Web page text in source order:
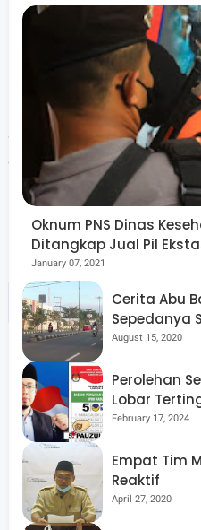
pemberdayaan, termasuk
Rp500 juta per desa.
Sementara itu, upaya
dilakukan melalui rencana
program MBG, serta
melalui penambahan
penataan destinasi.
Dari pihak MAS, sastrawan
pertemuan tersebut
komunikasi antara lembaga
Ia mengatakan MAS masih
Oknum PNS Dinas
Ditangkap Jual Pil
January 07, 2021
Cerita Abu
Sepedanya
August 15, 2020
Perolehan
Lobar
Berpeluang
February 17, 2024
Empat Tim
Reaktif
April 27, 2020